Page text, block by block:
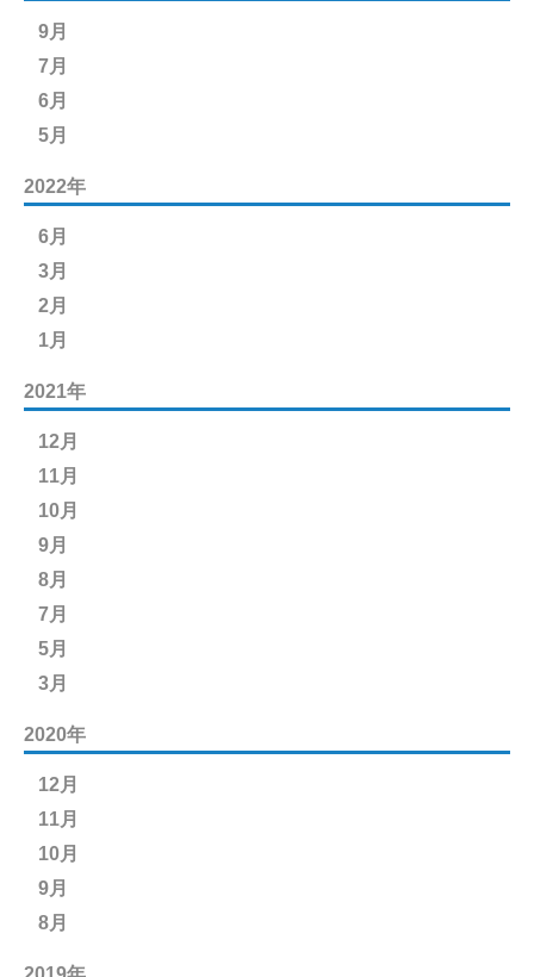
9月
7月
6月
5月
2022年
6月
3月
2月
1月
2021年
12月
11月
10月
9月
8月
7月
5月
3月
2020年
12月
11月
10月
9月
8月